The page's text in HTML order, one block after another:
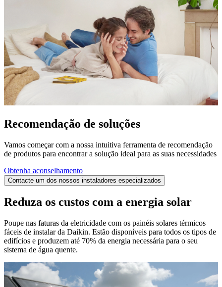
Recomendação de soluções
Vamos começar com a nossa intuitiva ferramenta de recomendação
de produtos para encontrar a solução ideal para as suas necessidades
Obtenha aconselhamento
Contacte um dos nossos instaladores especializados
Reduza os custos com a energia solar
Poupe nas faturas da eletricidade com os painéis solares térmicos
fáceis de instalar da Daikin. Estão disponíveis para todos os tipos de
edifícios e produzem até 70% da energia necessária para o seu
sistema de água quente.